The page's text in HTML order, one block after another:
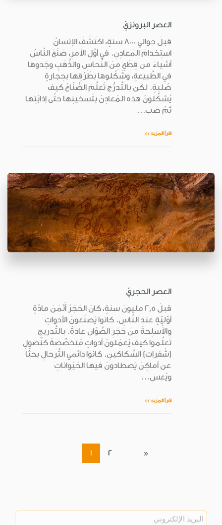
العصر البرونزيّ
قبلَ حوالي 8000 سنةٍ، اكتَشَفَ الإنسانُ
استِخدامَ المَعادِنِ. في أوَّلِ الأمرِ، صَنَعَ النّاسُ
أشياءَ من قِطَعٍ مِنَ النُّحاسِ والذَّهَبِ وجَدوها
في الطَّبيعةِ، وشَكّلوها بطَرْقِها بحِجارةٍ
صُلبةٍ. لكن بالتَّدرُّج تَعلَّمَ الصُّنّاعُ كيف
يُشكِّلونَ هذه المَعادِنَ بتَسخينِها حتّى إذابَتِها
ثمّ صَب...
اقرأ المزيد >>
العصر الحجريّ
قبلَ 2,5 مليونَ سنةٍ، كانَ الحَجَرُ أَثمَنَ مادّةٍ
أوّليّةٍ عند النّاسِ. كانوا يَصنَعونَ الأدواتِ
والأَسلِحةَ مِنَ حَجَرِ الصَّوّانِ عادةً. بالتَّدريجِ
تَعلَّموا كيف يَعمَلونَ أدواتٍ مُتخصِّصةً كنُصولِ
(شَفرات) السَّكاكينِ. كانوا دائمي التَّرحالِ بحثًا
عن أماكِنَ يَصطادونَ فيها الحَيَواناتِ
ويُعس...
اقرأ المزيد >>
1 2 »